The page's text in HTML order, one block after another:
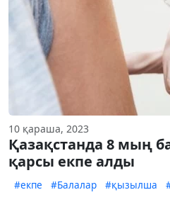
10 қараша, 2023
Қазақстанда 8 мың
қарсы екпе алды
#екпе #Балалар #қызылша